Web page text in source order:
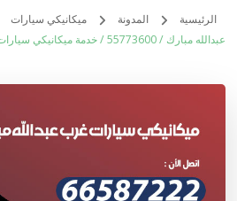
الرئيسية المدونة ميكانيكي سيارات
عبدالله مبارك / 55773600‬ / خدمة ميكانيكي سيارات متنقل